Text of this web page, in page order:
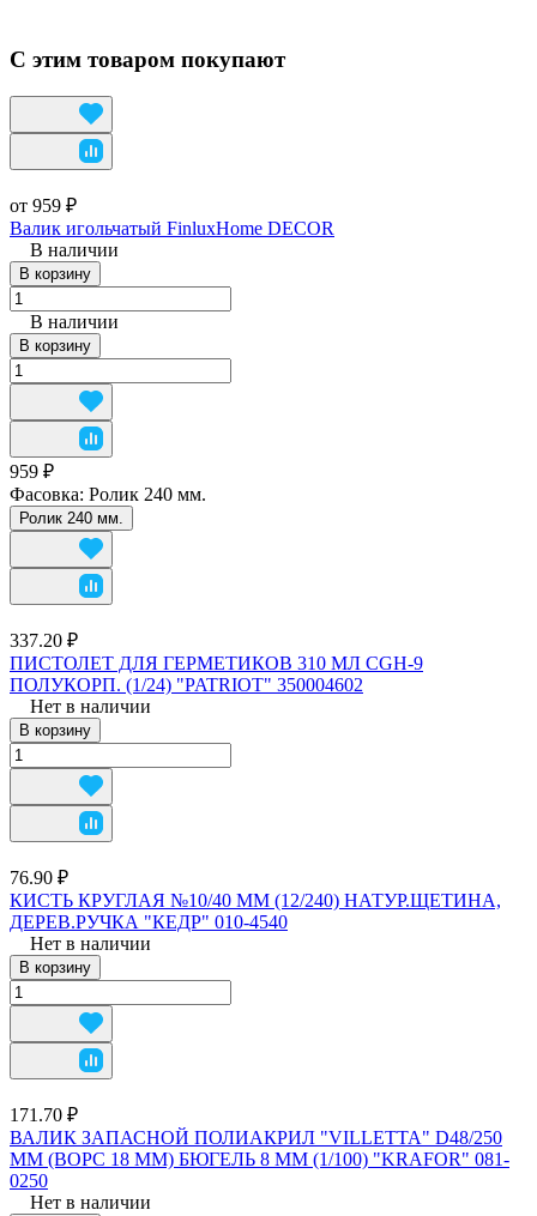
С этим товаром покупают
от 959 ₽
Валик игольчатый FinluxHome DECOR
В наличии
В корзину
В наличии
В корзину
959 ₽
Фасовка: Ролик 240 мм.
Ролик 240 мм.
337.20 ₽
ПИСТОЛЕТ ДЛЯ ГЕРМЕТИКОВ 310 МЛ CGH-9
ПОЛУКОРП. (1/24) "PATRIOT" 350004602
Нет в наличии
В корзину
76.90 ₽
КИСТЬ КРУГЛАЯ №10/40 ММ (12/240) НАТУР.ЩЕТИНА,
ДЕРЕВ.РУЧКА "КЕДР" 010-4540
Нет в наличии
В корзину
171.70 ₽
ВАЛИК ЗАПАСНОЙ ПОЛИАКРИЛ "VILLETTA" D48/250
ММ (ВОРС 18 ММ) БЮГЕЛЬ 8 ММ (1/100) "KRAFOR" 081-
0250
Нет в наличии